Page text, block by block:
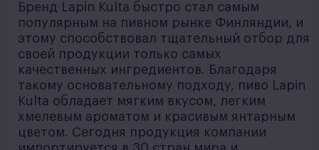
Бренд Lapin Kulta быстро стал самым
популярным на пивном рынке Финляндии, и
этому способствовал тщательный отбор для
своей продукции только самых
качественных ингредиентов. Благодаря
такому основательному подходу, пиво Lapin
Kulta обладает мягким вкусом, легким
хмелевым ароматом и красивым янтарным
цветом. Сегодня продукция компании